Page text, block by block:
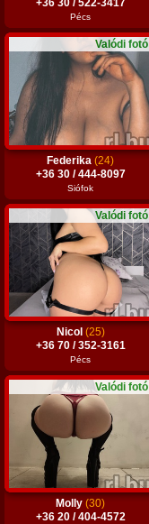
+36 30 / 522-3417
Pécs
Valódi fotó
Federika(24)
+36 30 / 444-8097
Siófok
Valódi fotó
Nicol (25)
+36 70 / 352-3161
Pécs
Valódi fotó
Molly(30)
+36 20 / 404-4572